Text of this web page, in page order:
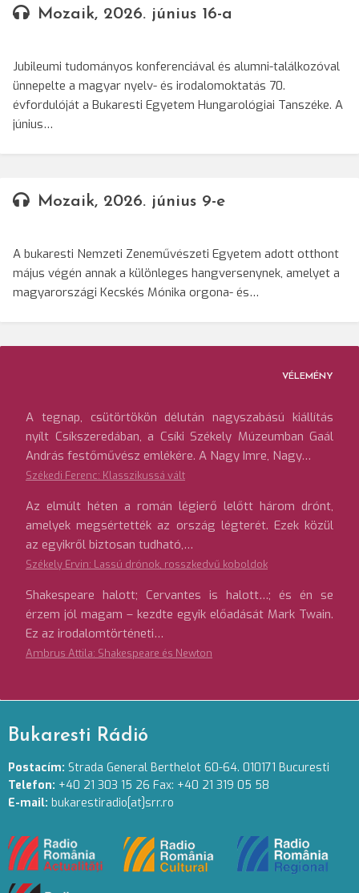
Mozaik, 2026. június 16-a
Jubileumi tudományos konferenciával és alumni-találkozóval
ünnepelte a magyar nyelv- és irodalomoktatás 70.
évfordulóját a Bukaresti Egyetem Hungarológiai Tanszéke. A
június…
Mozaik, 2026. június 9-e
A bukaresti Nemzeti Zeneművészeti Egyetem adott otthont
május végén annak a különleges hangversenynek, amelyet a
magyarországi Kecskés Mónika orgona- és…
VÉLEMÉNY
A tegnap, csütörtökön délután nagyszabású kiállítás
nyílt Csíkszeredában, a Csíki Székely Múzeumban Gaál
András festőművész emlékére. A Nagy Imre, Nagy…
Székedi Ferenc: Klasszikussá vált
Az elmúlt héten a román légierő lelőtt három drónt,
amelyek megsértették az ország légterét. Ezek közül
az egyikről biztosan tudható,…
Székely Ervin: Lassú drónok, rosszkedvű koboldok
Shakespeare halott; Cervantes is halott…; és én se
érzem jól magam – kezdte egyik előadását Mark Twain.
Ez az irodalomtörténeti…
Ambrus Attila: Shakespeare és Newton
Bukaresti Rádió
Postacím: Strada General Berthelot 60-64. 010171 Bucuresti
Telefon: +40 21 303 15 26 Fax: +40 21 319 05 58
E-mail: bukarestiradio[at]srr.ro